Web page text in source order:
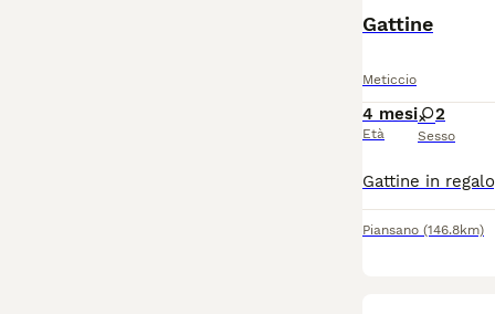
Gattine
Meticcio
4 mesi
Età
2
Sesso
Piansano (146.8km)